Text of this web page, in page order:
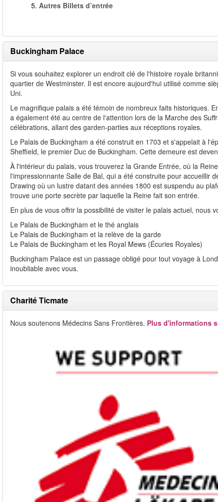
5. Autres Billets d’entrée
Buckingham Palace
Si vous souhaitez explorer un endroit clé de l'histoire royale
quartier de Westminster. Il est encore aujourd'hui utilisé comme
Uni.
Le magnifique palais a été témoin de nombreux faits historiques.
a également été au centre de l'attention lors de la Marche des
célébrations, allant des garden-parties aux réceptions royales.
Le Palais de Buckingham a été construit en 1703 et s'appelait à
Sheffield, le premier Duc de Buckingham. Cette demeure est
À l'intérieur du palais, vous trouverez la Grande Entrée, où la
l'impressionnante Salle de Bal, qui a été construite pour accueillir
Drawing où un lustre datant des années 1800 est suspendu au
trouve une porte secrète par laquelle la Reine fait son entrée.
En plus de vous offrir la possibilité de visiter le palais actuel, nous
Le Palais de Buckingham et le thé anglais
Le Palais de Buckingham et la relève de la garde
Le Palais de Buckingham et les Royal Mews (Écuries Royales)
Buckingham Palace est un passage obligé pour tout voyage à
inoubliable avec vous.
Charité Ticmate
Nous soutenons Médecins Sans Frontières. Plus d'informations